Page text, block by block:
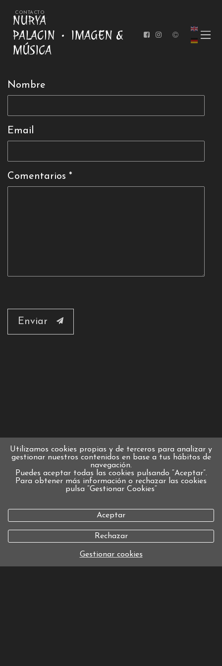
CONTACTO
NURYA
PALACIN
IMAGEN &
MÚSICA
Nombre
Email
Comentarios *
Enviar
Utilizamos cookies propias y de terceros para analizar y
gestionar nuestros contenidos en base a tus hábitos de
navegación.
Puedes aceptar todas las cookies pulsando “Aceptar”.
Para obtener más información o rechazar las cookies
pulsa “Gestionar Cookies“
Aceptar
Rechazar
Gestionar cookies